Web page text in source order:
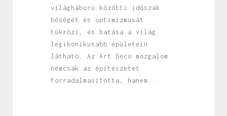
világháború közötti időszak
bőségét és optimizmusát
tükrözi, és hatása a világ
legikonikusabb épületein
látható. Az Art Deco mozgalom
nemcsak az építészetet
forradalmasította, hanem...